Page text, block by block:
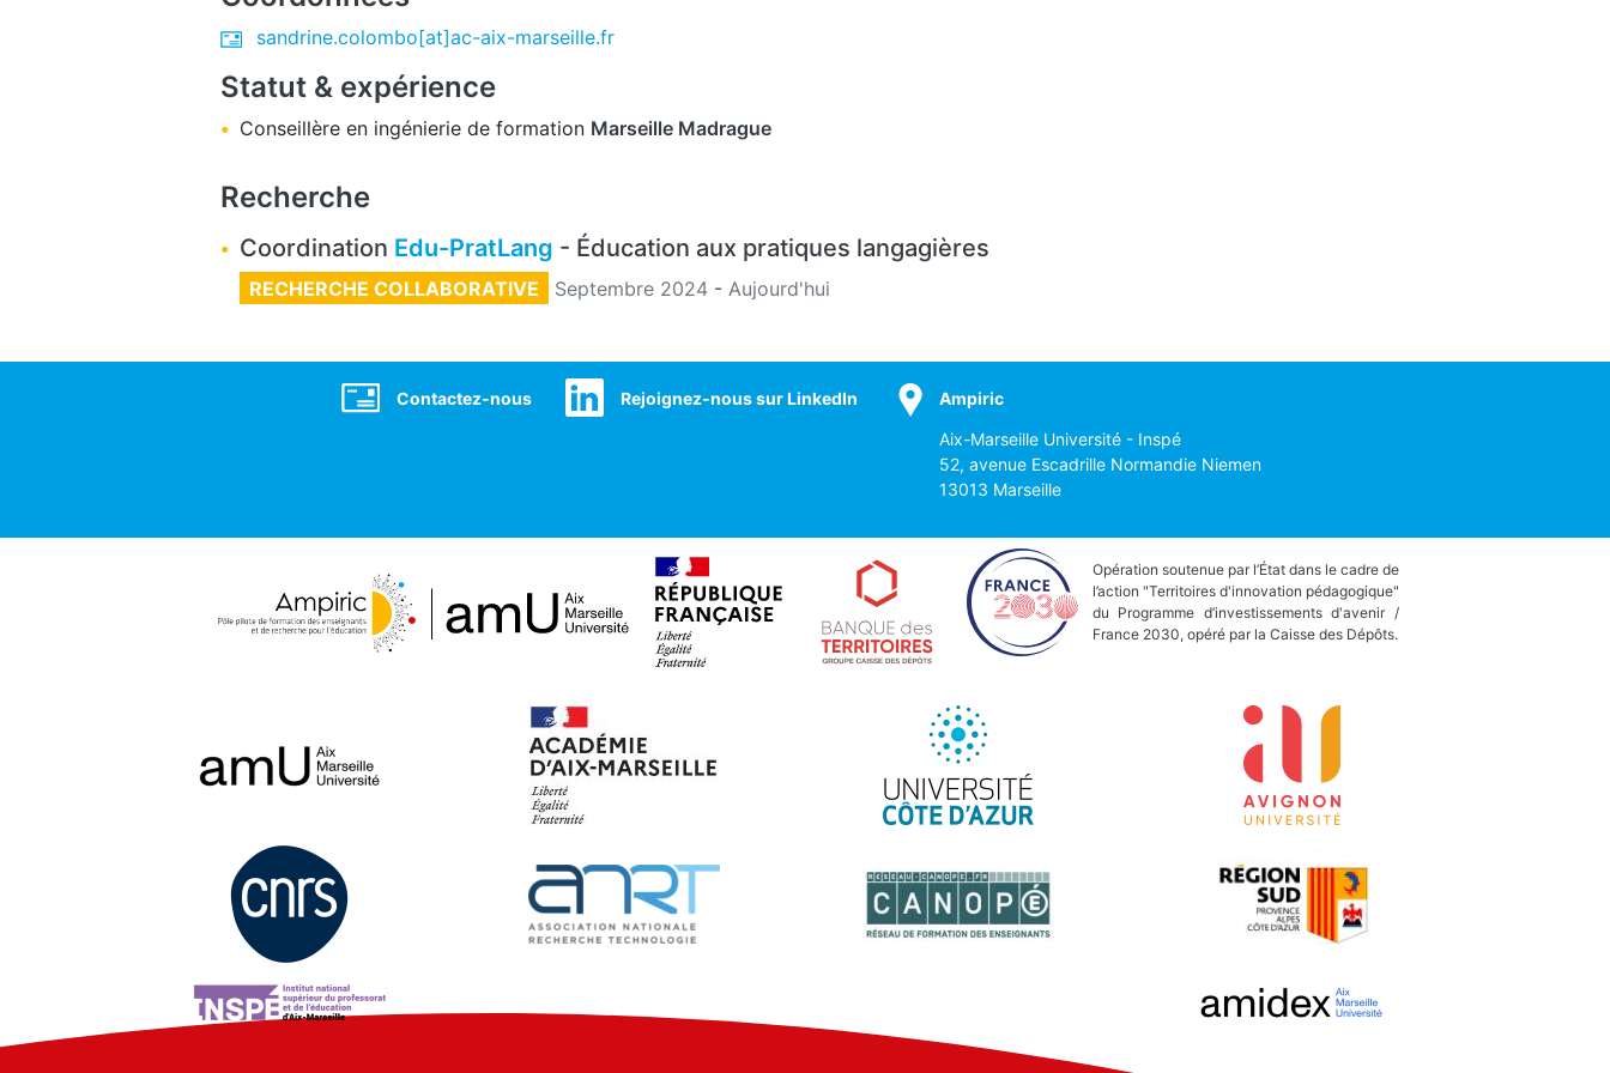
sandrine.colombo[at]ac-aix-marseille.fr
Statut & expérience
Conseillère en ingénierie de formation Marseille Madrague
Recherche
Coordination Edu-PratLang - Éducation aux pratiques langagières
RECHERCHE COLLABORATIVE Septembre 2024 - Aujourd'hui
SocialContactez-nous Rejoignez-nous sur LinkedIn Ampiric
Aix-Marseille Université - Inspé
52, avenue Escadrille Normandie Niemen
13013 Marseille
Opération soutenue par l’État dans le cadre de
l’action "Territoires d'innovation pédagogique"
du Programme d’investissements d'avenir /
France 2030, opéré par la Caisse des Dépôts.